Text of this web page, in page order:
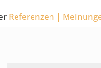
Referenzen |